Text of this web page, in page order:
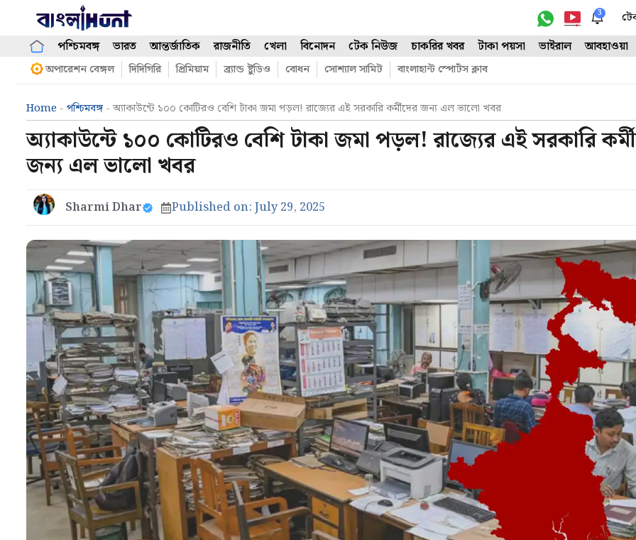
content
3
পশ্চিমবঙ্গ ভারত আন্তর্জাতিক রাজনীতি খেলা বিনোদন টেক নিউজ চাকরির খবর টাকা পয়সা ভাইরাল আবহাওয়া
অপারেশন বেঙ্গল দিদিগিরি প্রিমিয়াম ব্র্যান্ড ষ্টুডিও বোধন সোশ্যাল সামিট বাংলাহান্ট স্পোর্টস ক্লাব
Home - পশ্চিমবঙ্গ- অ্যাকাউন্টে ১০০ কোটিরও বেশি টাকা জমা পড়ল! রাজ্যের এই সরকারি কর্মীদের জন্য এল ভালো খবর
অ্যাকাউন্টে ১০০ কোটিরও বেশি টাকা জমা পড়ল! রাজ্যের এই সরকারি
জন্য এল ভালো খবর
Sharmi Dhar Published on: July 29, 2025